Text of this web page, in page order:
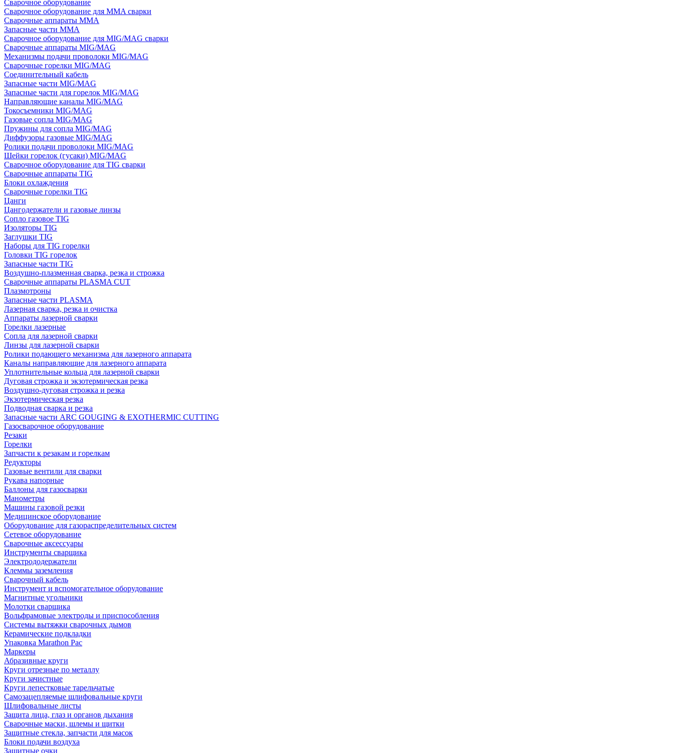
Сварочное оборудование
Сварочное оборудование для MMA сварки
Сварочные аппараты MMA
Запасные части MMA
Сварочное оборудование для MIG/MAG сварки
Сварочные аппараты MIG/MAG
Механизмы подачи проволоки MIG/MAG
Сварочные горелки MIG/MAG
Соединительный кабель
Запасные части MIG/MAG
Запасные части для горелок MIG/MAG
Направляющие каналы MIG/MAG
Токосъемники MIG/MAG
Газовые сопла MIG/MAG
Пружины для сопла MIG/MAG
Диффузоры газовые MIG/MAG
Ролики подачи проволоки MIG/MAG
Шейки горелок (гусаки) MIG/MAG
Сварочное оборудование для TIG сварки
Сварочные аппараты TIG
Блоки охлаждения
Сварочные горелки TIG
Цанги
Цангодержатели и газовые линзы
Сопло газовое TIG
Изоляторы TIG
Заглушки TIG
Наборы для TIG горелки
Головки TIG горелок
Запасные части TIG
Воздушно-плазменная сварка, резка и строжка
Сварочные аппараты PLASMA CUT
Плазмотроны
Запасные части PLASMA
Лазерная сварка, резка и очистка
Аппараты лазерной сварки
Горелки лазерные
Сопла для лазерной сварки
Линзы для лазерной сварки
Ролики подающего механизма для лазерного аппарата
Каналы направляющие для лазерного аппарата
Уплотнительные кольца для лазерной сварки
Дуговая строжка и экзотермическая резка
Воздушно-дуговая строжка и резка
Экзотермическая резка
Подводная сварка и резка
Запасные части ARC GOUGING & EXOTHERMIC CUTTING
Газосварочное оборудование
Резаки
Горелки
Запчасти к резакам и горелкам
Редукторы
Газовые вентили для сварки
Рукава напорные
Баллоны для газосварки
Манометры
Машины газовой резки
Медицинское оборудование
Оборудование для газораспределительных систем
Сетевое оборудование
Сварочные аксессуары
Инструменты сварщика
Электрододержатели
Клеммы заземления
Сварочный кабель
Инструмент и вспомогательное оборудование
Магнитные угольники
Молотки сварщика
Вольфрамовые электроды и приспособления
Системы вытяжки сварочных дымов
Керамические подкладки
Упаковка Marathon Pac
Маркеры
Абразивные круги
Круги отрезные по металлу
Круги зачистные
Круги лепестковые тарельчатые
Самозацепляемые шлифовальные круги
Шлифовальные листы
Защита лица, глаз и органов дыхания
Сварочные маски, шлемы и щитки
Защитные стекла, запчасти для масок
Блоки подачи воздуха
Защитные очки